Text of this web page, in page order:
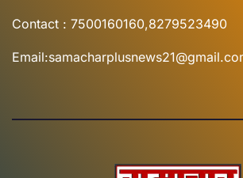
Contact : 7500160160,8279523490